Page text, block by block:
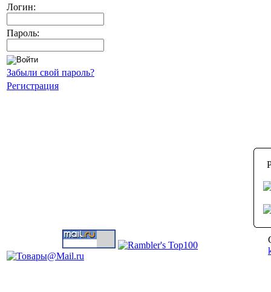
Логин:
Пароль:
Забыли свой пароль?
Регистрация